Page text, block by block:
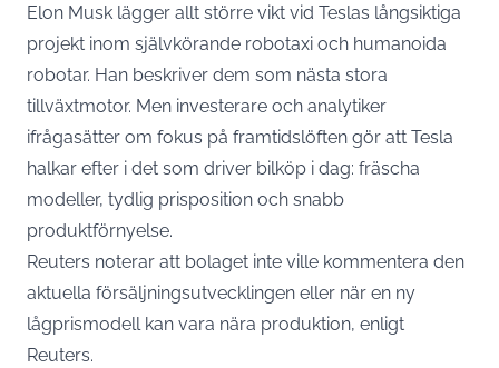
Elon Musk lägger allt större vikt vid Teslas långsiktiga
projekt inom självkörande robotaxi och humanoida
robotar. Han beskriver dem som nästa stora
tillväxtmotor. Men investerare och analytiker
ifrågasätter om fokus på framtidslöften gör att Tesla
halkar efter i det som driver bilköp i dag: fräscha
modeller, tydlig prisposition och snabb
produktförnyelse.
Reuters noterar att bolaget inte ville kommentera den
aktuella försäljningsutvecklingen eller när en ny
lågprismodell kan vara nära produktion, enligt
Reuters.